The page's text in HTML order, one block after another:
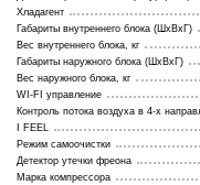
Хладагент
Габариты внутреннего блока (ШхВхГ)
Вес внутреннего блока, кг
Габариты наружного блока (ШхВхГ)
Вес наружного блока, кг
WI-FI управление
Контроль потока воздуха в 4-х
I FEEL
Режим самоочистки
Детектор утечки фреона
Марка компрессора